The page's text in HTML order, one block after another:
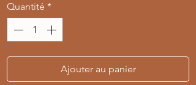
Quantité *
Ajouter au panier